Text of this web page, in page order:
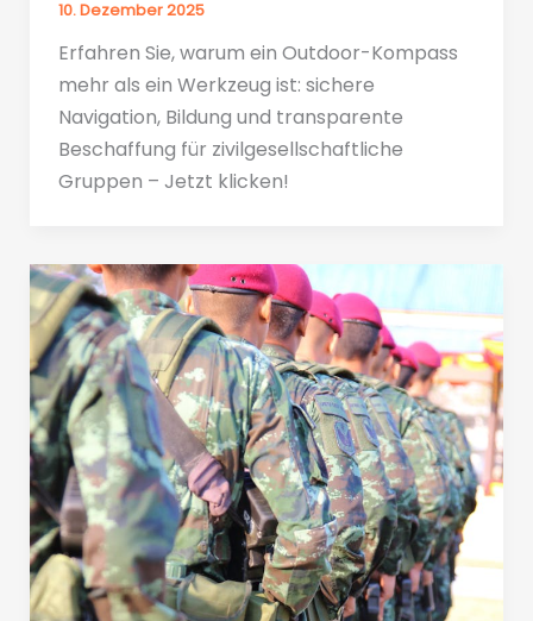
10. Dezember 2025
Erfahren Sie, warum ein Outdoor-Kompass
mehr als ein Werkzeug ist: sichere
Navigation, Bildung und transparente
Beschaffung für zivilgesellschaftliche
Gruppen – Jetzt klicken!